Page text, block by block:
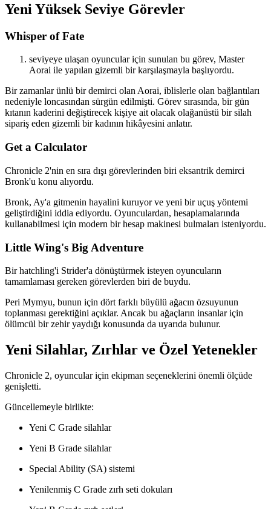
Yeni Yüksek Seviye Görevler
Whisper of Fate
seviyeye ulaşan oyuncular için sunulan bu görev, Master
Aorai ile yapılan gizemli bir karşılaşmayla başlıyordu.
Bir zamanlar ünlü bir demirci olan Aorai, iblislerle olan bağlantıları
nedeniyle loncasından sürgün edilmişti. Görev sırasında, bir gün
kıtanın kaderini değiştirecek kişiye ait olacak olağanüstü bir silah
sipariş eden gizemli bir kadının hikâyesini anlatır.
Get a Calculator
Chronicle 2'nin en sıra dışı görevlerinden biri eksantrik demirci
Bronk'u konu alıyordu.
Bronk, Ay'a gitmenin hayalini kuruyor ve yeni bir uçuş yöntemi
geliştirdiğini iddia ediyordu. Oyunculardan, hesaplamalarında
kullanabilmesi için modern bir hesap makinesi bulmaları isteniyordu.
Little Wing's Big Adventure
Bir hatchling'i Strider'a dönüştürmek isteyen oyuncuların
tamamlaması gereken görevlerden biri de buydu.
Peri Mymyu, bunun için dört farklı büyülü ağacın özsuyunun
toplanması gerektiğini açıklar. Ancak bu ağaçların insanlar için
ölümcül bir zehir yaydığı konusunda da uyarıda bulunur.
Yeni Silahlar, Zırhlar ve Özel Yetenekler
Chronicle 2, oyuncular için ekipman seçeneklerini önemli ölçüde
genişletti.
Güncellemeyle birlikte:
Yeni C Grade silahlar
Yeni B Grade silahlar
Special Ability (SA) sistemi
Yenilenmiş C Grade zırh seti dokuları